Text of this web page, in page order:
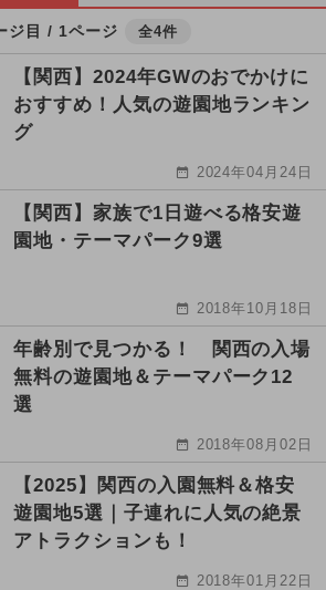
ジ目 / 1ページ 全4件
【関西】2024年GWのおでかけに
おすすめ！人気の遊園地ランキン
グ
2024年04月24日
【関西】家族で1日遊べる格安遊
園地・テーマパーク9選
2018年10月18日
年齢別で見つかる！ 関西の入場
無料の遊園地＆テーマパーク12
選
2018年08月02日
【2025】関西の入園無料＆格安
遊園地5選｜子連れに人気の絶景
アトラクションも！
2018年01月22日